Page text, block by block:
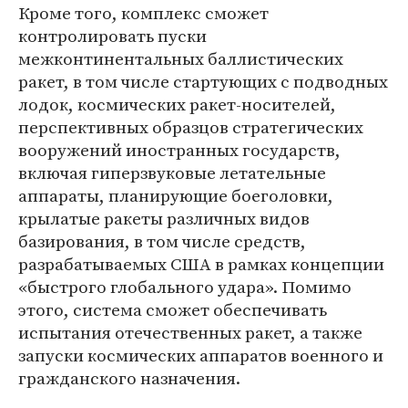
Кроме того, комплекс сможет
контролировать пуски
межконтинентальных баллистических
ракет, в том числе стартующих с подводных
лодок, космических ракет-носителей,
перспективных образцов стратегических
вооружений иностранных государств,
включая гиперзвуковые летательные
аппараты, планирующие боеголовки,
крылатые ракеты различных видов
базирования, в том числе средств,
разрабатываемых США в рамках концепции
«быстрого глобального удара». Помимо
этого, система сможет обеспечивать
испытания отечественных ракет, а также
запуски космических аппаратов военного и
гражданского назначения.